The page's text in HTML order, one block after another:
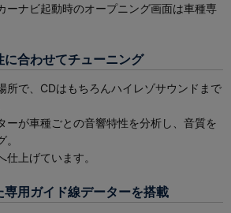
ーナビ起動時のオープニング画面は車種専
合わせてチューニング
所で、CDはもちろんハイレゾサウンドまで
ーが車種ごとの音響特性を分析し、音質を
上げています。
用ガイド線データーを搭載